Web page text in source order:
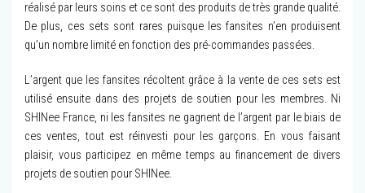
réalisé par leurs soins et ce sont des produits de très grande qualité.
De plus, ces sets sont rares puisque les fansites n’en produisent
qu’un nombre limité en fonction des pré-commandes passées.
L’argent que les fansites récoltent grâce à la vente de ces sets est
utilisé ensuite dans des projets de soutien pour les membres. Ni
SHINee France, ni les fansites ne gagnent de l’argent par le biais de
ces ventes, tout est réinvesti pour les garçons. En vous faisant
plaisir, vous participez en même temps au financement de divers
projets de soutien pour SHINee.